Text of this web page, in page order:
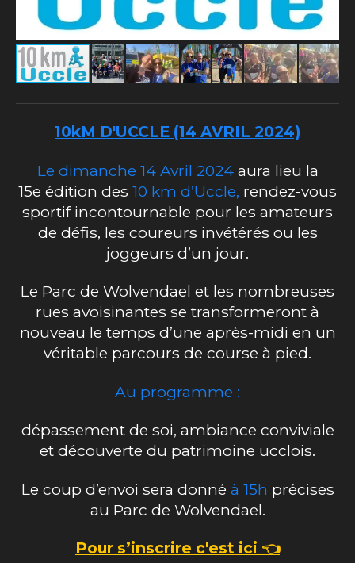
10kM D'UCCLE (14 AVRIL 2024)
Le dimanche 14 Avril 2024 aura lieu la
15e édition des 10 km d’Uccle, rendez-vous
sportif incontournable pour les amateurs
de défis, les coureurs invétérés ou les
joggeurs d’un jour.
Le Parc de Wolvendael et les nombreuses
rues avoisinantes se transformeront à
nouveau le temps d’une après-midi en un
véritable parcours de course à pied.
Au programme :
dépassement de soi, ambiance conviviale
et découverte du patrimoine ucclois.
Le coup d’envoi sera donné à 15h précises
au Parc de Wolvendael.
Pour s’inscrire c'est ici 👈